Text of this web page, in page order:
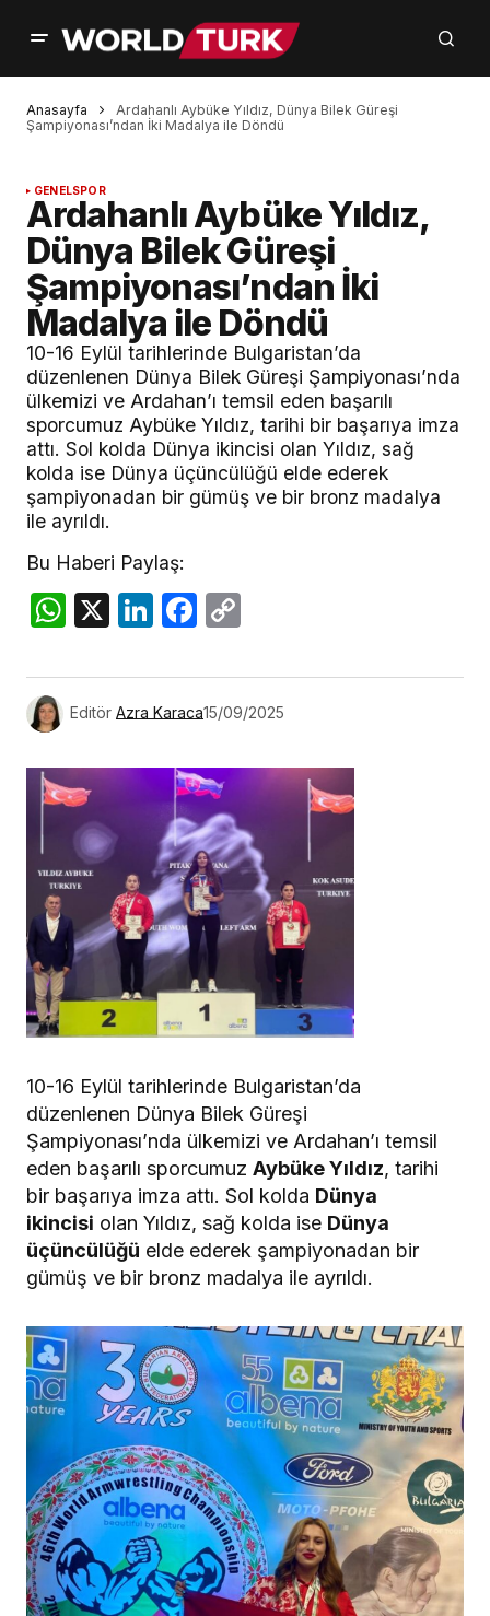
Anasayfa
Ardahanlı Aybüke Yıldız, Dünya Bilek Güreşi
Şampiyonası’ndan İki Madalya ile Döndü
GENELSPOR
Ardahanlı Aybüke Yıldız,
Dünya Bilek Güreşi
Şampiyonası’ndan İki
Madalya ile Döndü
10-16 Eylül tarihlerinde Bulgaristan’da
düzenlenen Dünya Bilek Güreşi Şampiyonası’nda
ülkemizi ve Ardahan’ı temsil eden başarılı
sporcumuz Aybüke Yıldız, tarihi bir başarıya imza
attı. Sol kolda Dünya ikincisi olan Yıldız, sağ
kolda ise Dünya üçüncülüğü elde ederek
şampiyonadan bir gümüş ve bir bronz madalya
ile ayrıldı.
Bu Haberi Paylaş:
WhatsApp
X LinkedIn
Facebook
Editör Azra Karaca15/09/2025
10-16 Eylül tarihlerinde Bulgaristan’da
düzenlenen Dünya Bilek Güreşi
Şampiyonası’nda ülkemizi ve Ardahan’ı temsil
eden başarılı sporcumuz Aybüke Yıldız, tarihi
bir başarıya imza attı. Sol kolda Dünya
ikincisi olan Yıldız, sağ kolda ise Dünya
üçüncülüğü elde ederek şampiyonadan bir
gümüş ve bir bronz madalya ile ayrıldı.